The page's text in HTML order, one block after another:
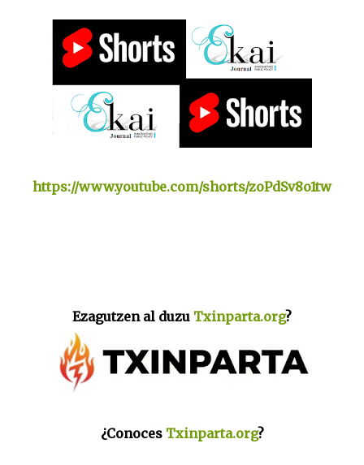
https://www.youtube.com/shorts/zoPdSv8o1tw
Ezagutzen al duzu Txinparta.org?
¿Conoces Txinparta.org?